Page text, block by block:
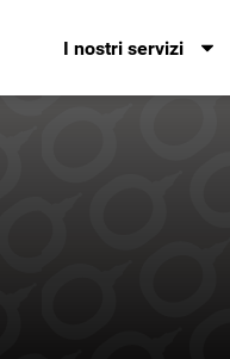
I nostri servizi